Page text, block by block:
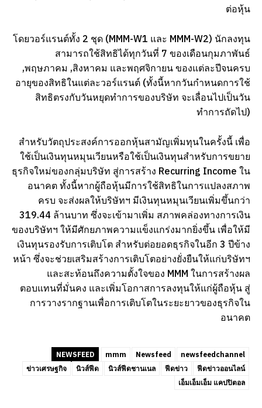
ต่อหุ้น
โดยวอร์แรนต์ทั้ง 2 ชุด (MMM-W1 และ MMM-W2) นักลงทุน
สามารถใช้สิทธิได้ทุกวันที่ 7 ของเดือนกุมภาพันธ์
,พฤษภาคม ,สิงหาคม และพฤศจิกายน ของแต่ละปีจนครบ
อายุของสิทธิในแต่ละวอร์แรนต์ (ทั้งนี้หากวันกำหนดการใช้
สิทธิตรงกับวันหยุดทำการของบริษัท จะเลื่อนไปเป็นวัน
ทำการถัดไป)
สำหรับวัตถุประสงค์การออกหุ้นสามัญเพิ่มทุนในครั้งนี้ เพื่อ
ใช้เป็นเงินทุนหมุนเวียนหรือใช้เป็นเงินทุนสำหรับการขยาย
ธุรกิจใหม่ของกลุ่มบริษัท สู่การสร้าง Recurring Income ใน
อนาคต ทั้งนี้หากผู้ถือหุ้นมีการใช้สิทธิในการแปลงสภาพ
ครบ จะส่งผลให้บริษัทฯ มีเงินทุนหมุนเวียนเพิ่มขึ้นกว่า
319.44 ล้านบาท ซึ่งจะเข้ามาเพิ่ม สภาพคล่องทางการเงิน
ของบริษัทฯ ให้มีศักยภาพความแข็งแกร่งมากยิ่งขึ้น เพื่อให้มี
เงินทุนรองรับการเติบโต สำหรับต่อยอดธุรกิจในอีก 3 ปีข้าง
หน้า ซึ่งจะช่วยเสริมสร้างการเติบโตอย่างยั่งยืนให้แก่บริษัทฯ
และสะท้อนถึงความตั้งใจของ MMM ในการสร้างผล
ตอบแทนที่มั่นคง และเพิ่มโอกาสการลงทุนให้แก่ผู้ถือหุ้น สู่
การวางรากฐานเพื่อการเติบโตในระยะยาวของธุรกิจใน
อนาคต
NEWSFEED mmm Newsfeed
newsfeedchannel
ข่าวเศรษฐกิจ
นิวส์ฟีด นิวส์ฟีดชานเนล ฟีดข่าว
ฟีดข่าวออนไลน์
เอ็มเอ็มเอ็ม แคปปิตอล